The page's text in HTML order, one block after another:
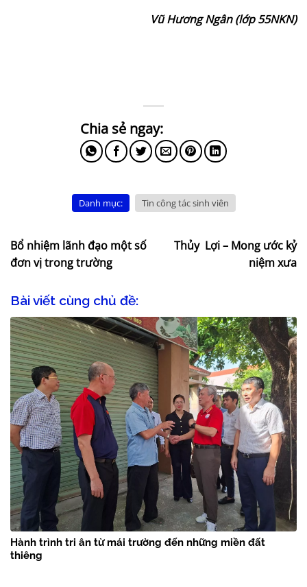
Vũ Hương Ngân (lớp 55NKN)
Danh mục: Tin công tác sinh viên
Bổ nhiệm lãnh đạo một số
đơn vị trong trường
Thủy Lợi – Mong ước kỷ
niệm xưa
Bài viết cùng chủ đề:
Hành trình tri ân từ mái trường đến những miền đất
thiêng